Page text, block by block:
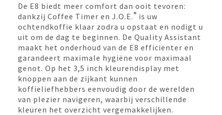
De E8 biedt meer comfort dan ooit tevoren:
dankzij Coffee Timer en J.O.E. ® is uw
ochtendkoffie klaar zodra u opstaat en nodigt u
uit om de dag te beginnen. De Quality Assistant
maakt het onderhoud van de E8 efficiënter en
garandeert maximale hygiëne voor maximaal
genot. Op het 3,5 inch kleurendisplay met
knoppen aan de zijkant kunnen
koffieliefhebbers eenvoudig door de werelden
van plezier navigeren, waarbij verschillende
kleuren het overzicht vergemakkelijken.